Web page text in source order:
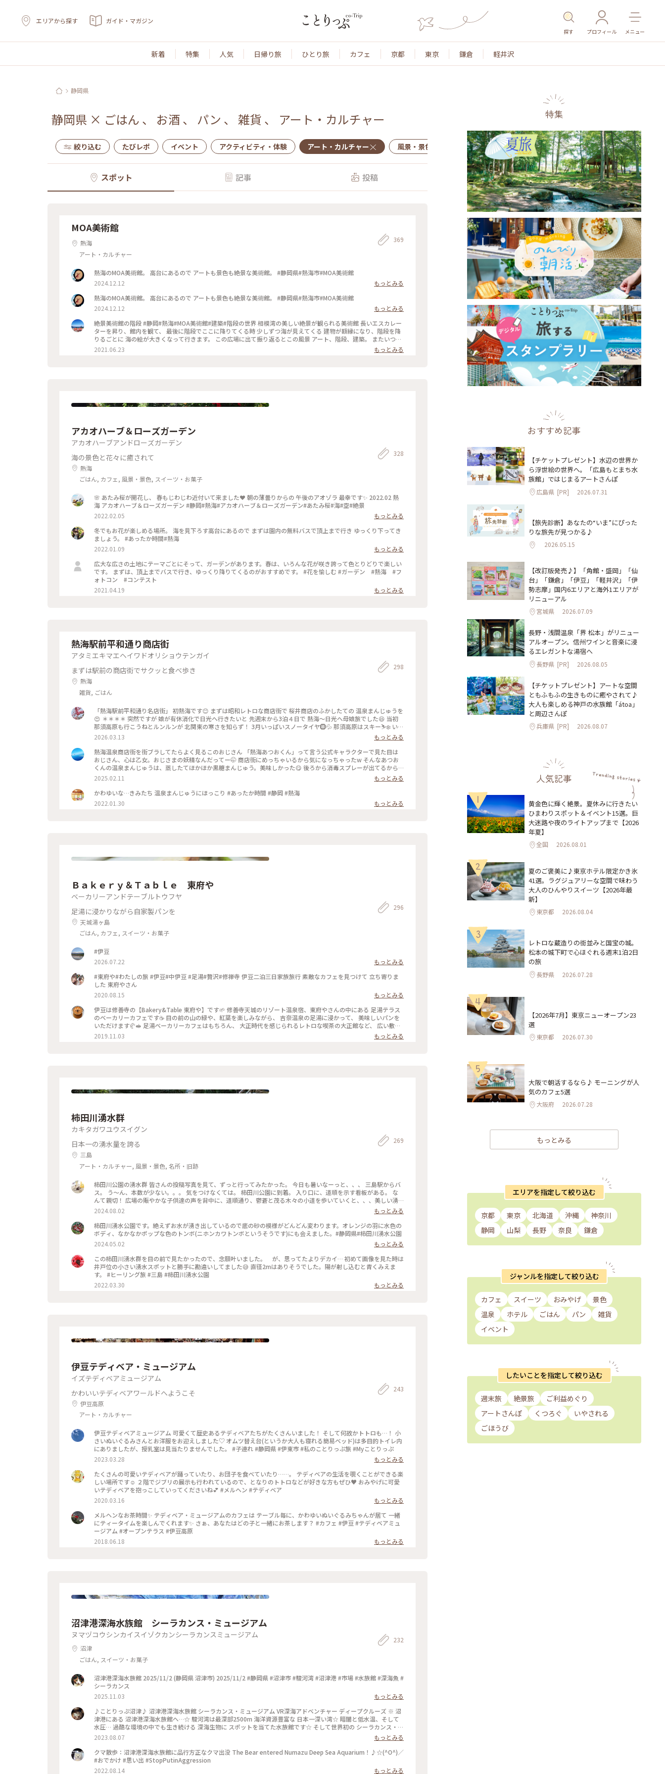
エリアから探す ガイド・マガジン
探す プロフィール メニュー
新着 特集 人気 日帰り旅 ひとり旅 カフェ 京都 東京 鎌倉 軽井沢
静岡県
静岡県 × ごはん 、 お酒 、 パン 、 雑貨 、 アート・カルチャー
絞り込む たびレポ イベント アクティビティ・体験 アート・カルチャー 風景・景色 名所・旧跡 温泉・スパ その他施設 ごはん
スポット 記事 投稿
MOA美術館
熱海
アート・カルチャー
369
熱海のMOA美術館。 高台にあるので アートも景色も絶景な美術館。 #静岡県#熱海市#MOA美術館
2024.12.12
もっとみる
熱海のMOA美術館。 高台にあるので アートも景色も絶景な美術館。 #静岡県#熱海市#MOA美術館
2024.12.12
もっとみる
絶景美術館の階段 #静岡#熱海#MOA美術館#建築#階段の世界 相模湾の美しい絶景が観られる美術館 長いエスカレー
ターを昇り、館内を観て、 最後に階段でここに降りてくる時 少しずつ海が見えてくる 建物が額縁になり、階段を降
りるごとに 海の絵が大きくなって行きます。 この広場に出て振り返るとこの風景 アート、階段、建築。 またいつか
訪れたい美術館 #海が見える美術館#アート#夏色さがし
2021.06.23 もっとみる
アカオハーブ＆ローズガーデン
アカオハーブアンドローズガーデン
海の景色と花々に癒されて
熱海
ごはん, カフェ, 風景・景色, スイーツ・お菓子
328
🌸 あたみ桜が開花し、 春もじわじわ近付いて来ました❤ 朝の薄曇りからの 午後のアオゾラ 最幸です✨ 2022.02 熱
海 アカオハーブ＆ローズガーデン #静岡#熱海#アカオハーブ＆ローズガーデン#あたみ桜#海#空#絶景
2022.02.05
もっとみる
冬でもお花が楽しめる場所。 海を見下ろす高台にあるので まずは園内の無料バスで頂上まで行き ゆっくり下ってき
ましょう。 #あったか時間#熱海
2022.01.09
もっとみる
広大な広さの土地にテーマごとにそって、ガーデンがあります。春は、いろんな花が咲き誇って色とりどりで楽しい
です。 まずは、頂上までバスで行き、ゆっくり降りてくるのがおすすめです。 #花を愉しむ #ガーデン #熱海 #フ
ォトコン #コンテスト
2021.04.19
もっとみる
熱海駅前平和通り商店街
アタミエキマエヘイワドオリショウテンガイ
まずは駅前の商店街でサクッと食べ歩き
熱海
雑貨, ごはん
298
「熱海駅前平和通り名店街」 初熱海です😊 まずは昭和レトロな商店街で 桜井商店のふかしたての 温泉まんじゅうを
😍 ＊＊＊＊ 突然ですが 娘が有休消化で日光へ行きたいと 先週末から3泊４日で 熱海〜日光へ母娘旅でした😆 当初
那須高原も行こうねとルンルンが 北関東の寒さを知らず！ 3月いっぱいスノータイヤ🛞💦 那須高原はスキー⛷️❄️ いろ
は坂は凍結✨ 日曜日からまた厳寒😂 季節外れの那須高原は諦めて 1日目は熱海で途中下車することに 熱海はこの日
18℃☀️ 翌日の日光は最低気温氷点下の 真冬🤣 なんとか日光へは行こうと ぽかぽか陽気の熱海から 真冬の日光への
アップダウン旅の スタートです😆 ♨️ ふかしたての温泉まんじゅうは こし餡と黒糖生地の粒あん アッツアツふかふ
かでした😍 商店街には美味しそうなお店が たくさん💕 お昼ご飯を求めて路地裏散策へ♪ 行きの新幹線から タイミ
ングよく雲の切れた 富士山も綺麗に見えて 幸先のいいスタートになりましたが どうなる真冬の日光⁉️ 2026.3.7 ・
名店街 #商店街 #レトロ #レトロ商店街 #昭和レトロな商店街 #桜井商店温泉まんじゅう店 #温泉まんじゅう #まんじ
ゅう #饅頭 #名物 #ご当地グルメ #食べ歩き #旅のごはん #富士山 #熱海駅 #熱海 #熱海市 #静岡県 #静岡
2026.03.13
もっとみる
熱海温泉商店街を街ブラしてたらよく見るこのおじさん 「熱海あつおくん」って言う公式キャラクターで見た目は
おじさん、心は乙女。おじさまの妖精なんだってー🤭 商店街にめっちゃいるから気になっちゃったw そんなあつお
くんの温泉まんじゅうは、蒸したてほかほか黒糖まんじゅう。美味しかった😋 後ろから消毒スプレーが出てるから
ちょんまげみたいな姿になってしまった🤣 そこからちょっと足を伸ばしてお散歩♪ 地図で見ると桜並木まで徒歩で
20分ほどとしか書いてなかったので、平地を歩くのかと思ったら、海に向けてずっと下り坂！ しかもなかなかの下
り坂！道も狭いので散歩と言うより良いウォーキングになりました😅 川沿いに近づくとほぼ満開の桜並木が凄い綺
麗にお出迎え🌸 日曜だからか結構な観光客で賑わっててびっくり！周辺にもお店がいっばいあったので、こっちで
も休憩や街ブラも楽しそうでした♪ 帰り道の上り坂は大変だったので、バスで熱海駅まで帰って来ちゃった😂 #熱
2025.02.11
もっとみる
かわゆいな…きみたち 温泉まんじゅうにほっこり #あったか時間 #静岡 #熱海
2022.01.30
もっとみる
Ｂａｋｅｒｙ＆Ｔａｂｌｅ 東府や
ベーカリーアンドテーブルトウフヤ
足湯に浸かりながら自家製パンを
天城湯ヶ島
ごはん, カフェ, スイーツ・お菓子
296
#伊豆
2026.07.22
もっとみる
#東府や#わたしの旅 #伊豆#中伊豆 #足湯#贅沢#修禅寺 伊豆二泊三日家族旅行 素敵なカフェを見つけて 立ち寄りま
した 東府やさん
2020.08.15
もっとみる
伊豆は修善寺の【Bakery&Table 東府や】です🌱 修善寺天城のリゾート温泉宿、東府やさんの中にある 足湯テラス
のベーカリーカフェです☕️ 目の前の山の緑や、紅葉を楽しみながら、 吉奈温泉の足湯に浸かって、 美味しいパンを
いただけます🥐🥪 足湯ベーカリーカフェはもちろん、 大正時代を感じられるレトロな喫茶の大正館など、 広い敷地
内に、色んな施設があってお散歩しながらいろいろ楽しめます✨ ベーカリーのパンは、季節によってメニューが変わ
ったり、美味しいパンがたくさんあります🥐☕️✨ #伊豆 #Bakery&Table東府や #天城 #足湯 #パン #カフェ #紅葉 #温
2019.11.03 もっとみる
柿田川湧水群
カキタガワユウスイグン
日本一の湧水量を誇る
三島
アート・カルチャー, 風景・景色, 名所・旧跡
269
柿田川公園の湧水群 皆さんの投稿写真を見て、ずっと行ってみたかった。 今日も暑いなーっと、、、 三島駅からバ
ス。 う～ん、本数が少ない。。。 気をつけなくては。 柿田川公園に到着。 入り口に、道順を示す看板がある。 な
んて親切！ 広場の賑やかな子供達の声を背中に、道順通り、鬱蒼と茂る木々の小道を歩いていくと、、、美しい湧
水。。。 皆さんの写真の通り！ しかも！ はぁぁ〜、なんて涼しいの？！ 途中で貴船神社にご挨拶。 『お邪魔し
ております。綺麗なお水をありがとうございます。』 湧水の小路に、たくさんのベンチが設置してあるのも嬉しい。
みしまコロッケとお水でランチ。 湧水の小路のを抜けると、ゆったりと流れる柿田川。 みしまの町は、綺麗な水が
至る所に流れる、素敵な町でした。
2024.08.02
もっとみる
柿田川湧水公園です。絶えずお水が湧き出しているので底の砂の模様がどんどん変わります。オレンジの羽に水色の
ボディ、なかなかポップな色のトンボ(ニホンカワトンボというそうです)にも会えました。#静岡県#柿田川湧水公園
2024.05.02
もっとみる
この柿田川湧水群を目の前で見たかったので、念願叶いました。 が、思ってたよりデカイ… 初めて画像を見た時は
井戸位の小さい湧水スポットと勝手に勘違いしてました😅 直径2mはありそうでした。陽が射し込むと青くみえま
す。 #ヒーリング旅 #三島 #柿田川湧水公園
2022.03.30
もっとみる
伊豆テディベア・ミュージアム
イズテディベアミュージアム
かわいいテディベアワールドへようこそ
伊豆高原
アート・カルチャー
243
伊豆テディベアミュージアム 可愛くて歴史あるテディベアたちがたくさんいました！ そして何故かトトロも…！ 小
さいぬいぐるみさんとお洋服をお迎えしました♡ オムツ替え台(というか大人も寝れる簡易ベッド)は多目的トイレ内
にありましたが、授乳室は見当たりませんでした。 #子連れ #静岡県 #伊東市 #私のことりっぷ旅 #Myことりっぷ
2023.03.28
もっとみる
たくさんの可愛いテディベアが踊っていたり、お団子を食べていたり……。 テディベアの生活を覗くことができる楽
しい場所です☺️ ２階でジブリの展示も行われているので、となりのトトロなどが好きな方もぜひ♥️ おみやげに可愛
いテディベアを抱っこしていってくださいね💕 #メルヘン #テディベア
2020.03.16
もっとみる
メルヘンなお茶時間✨ テディベア・ミュージアムのカフェは テーブル毎に、かわゆいぬいぐるみちゃんが居て 一緒
にティータイムを楽しんでくれます✨ さぁ、あなたはどの子と一緒にお茶します？ #カフェ #伊豆 #テディベアミュ
ージアム #オープンテラス #伊豆高原
2018.06.18
もっとみる
沼津港深海水族館 シーラカンス・ミュージアム
ヌマヅコウシンカイスイゾクカンシーラカンスミュージアム
沼津
ごはん, スイーツ・お菓子
232
沼津港深海水族館 2025/11/2 (静岡県 沼津市) 2025/11/2 #静岡県 #沼津市 #駿河湾 #沼津港 #市場 #水族館 #深海魚 #
シーラカンス
2025.11.03
もっとみる
♪ことりっぷ沼津♪ 沼津港深海水族館 シーラカンス・ミュージアム VR深海アドベンチャー ディープクルーズ ※ 沼
津港にある 沼津港深海水族館へ…☆ 駿河湾は最深部2500m 海洋資源豊富な 日本一深い湾☆ 暗闇と低水温、そして
水圧… 過酷な環境の中でも生き続ける 深海生物に スポットを当てた水族館です☆ そして世界初の シーラカンス・ミ
ュージアムでは 大きな標本や映像などで 「生きる化石」と言われる シーラカンスの謎に 触れることができます☆
※ 夏休みの水族館は お子様たちを中心にご家族連れで にぎわっていました^ ^ 深海の世界は 普通の水族館より薄暗
く ミステリアスな雰囲気☆ めずらしい深海生物との出会いに ワクワクでした〜☆ ※ 水族館の隣には VR深海アドベ
ンチャー ディープクルーズ 沼津港深海水族館の 当日チケット提示で100円割引☆ 友達とドキドキ初めてのVR体験☆
楽しい深海世界のVR空間でした〜☆ おもしろかったです〜(o^^o) #カメラ旅 #私のことりっぷ旅 #水族館 #深海魚 #
2023.08.07
もっとみる
クマ散歩：沼津港深海水族館に品行方正なクマ出没 The Bear entered Numazu Deep Sea Aquarium！♪☆(^O^)／
#おでかけ #思い出 #StopPutinAggression
2022.08.14
もっとみる
特集
おすすめ記事
【チケットプレゼント】水辺の世界か
ら浮世絵の世界へ。「広島もとまち水
族館」ではじまるアートさんぽ
広島県 [PR] 2026.07.31
【旅先診断】あなたの“いま”にぴった
りな旅先が見つかる♪
2026.05.15
【改訂版発売♪】「角館・盛岡」「仙
台」「鎌倉」「伊豆」「軽井沢」「伊
勢志摩」国内6エリアと海外1エリアが
リニューアル
宮城県 2026.07.09
長野・浅間温泉「界 松本」がリニュー
アルオープン。信州ワインと音楽に浸
るエレガントな湯宿へ
長野県 [PR] 2026.08.05
【チケットプレゼント】アートな空間
ともふもふの生きものに癒やされて♪
大人も楽しめる神戸の水族館「átoa」
と周辺さんぽ
兵庫県 [PR] 2026.08.07
人気記事
1
黄金色に輝く絶景。夏休みに行きたい
ひまわりスポット＆イベント15選。巨
大迷路や夜のライトアップまで【2026
年夏】
全国 2026.08.01
2
夏のご褒美に♪東京ホテル限定かき氷
41選。ラグジュアリーな空間で味わう
大人のひんやりスイーツ【2026年最
新】
東京都 2026.08.04
3
レトロな蔵造りの街並みと国宝の城。
松本の城下町で心ほぐれる週末1泊2日
の旅
長野県 2026.07.28
4
【2026年7月】東京ニューオープン23
選
東京都 2026.07.30
5
大阪で朝活するなら♪ モーニングが人
気のカフェ5選
大阪府 2026.07.28
もっとみる
エリアを指定して絞り込む
京都 東京 北海道 沖縄
神奈川
静岡
山梨 長野 奈良 鎌倉
ジャンルを指定して絞り込む
カフェ スイーツ おみやげ
景色
温泉
ホテル ごはん パン
雑貨
イベント
したいことを指定して絞り込む
週末旅 絶景旅
ご利益めぐり
アートさんぽ
くつろぐ
いやされる
ごほうび